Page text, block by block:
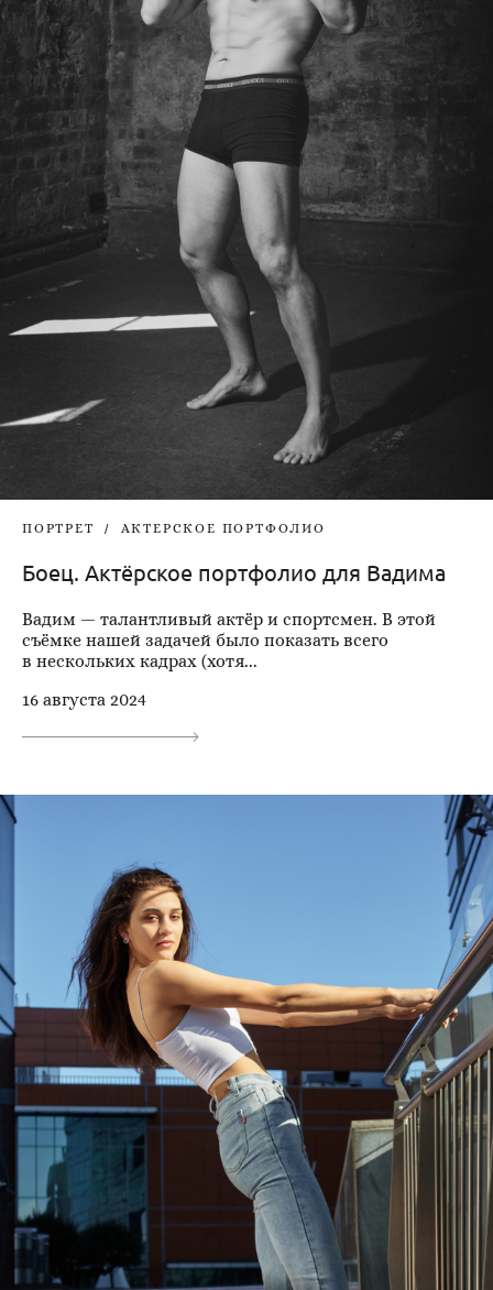
ПОРТРЕТ АКТЕРСКОЕ ПОРТФОЛИО
Боец. Актёрское портфолио для Вадима
Вадим — талантливый актёр и спортсмен. В этой
съёмке нашей задачей было показать всего
в нескольких кадрах (хотя...
16 августа 2024